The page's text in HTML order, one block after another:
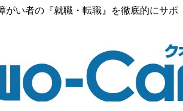
がい者の『就職・転職』を徹底的にサポ